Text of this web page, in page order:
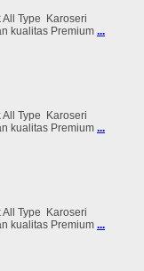
All Type Karoseri
kualitas Premium ...
All Type Karoseri
kualitas Premium ...
All Type Karoseri
kualitas Premium ...